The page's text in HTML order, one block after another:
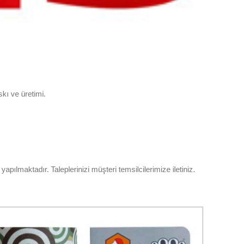
ve üretimi.
Taleplerinizi müşteri temsilcilerimize iletiniz.